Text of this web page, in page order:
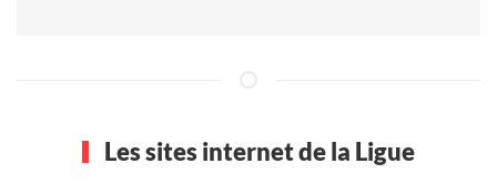
Les sites internet de la Ligue